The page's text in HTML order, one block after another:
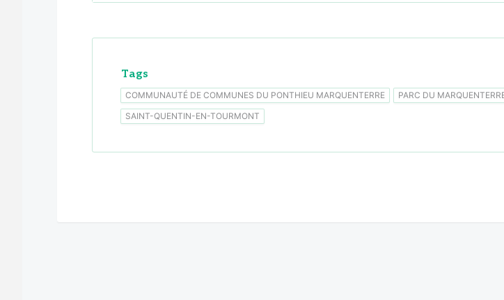
Tags
COMMUNAUTÉ DE COMMUNES DU PONTHIEU MARQUENTERRE
PARC DU
SAINT-QUENTIN-EN-TOURMONT